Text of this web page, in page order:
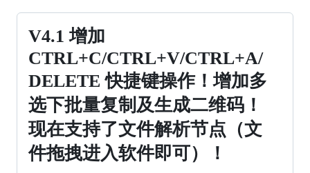
加
了
grpc！
后
空
白
的
BUG!
V4.1
增
加
CTRL+C/CTRL+V/CTRL+A/DELETE
快
捷
键
V4.1 增加
CTRL+C/CTRL+V/CTRL+A/
DELETE 快捷键操作！增加多
选下批量复制及生成二维码！
现在支持了文件解析节点（文
件拖拽进入软件即可）！